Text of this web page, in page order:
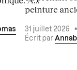
peinture
31 juillet 2026
Écrit par